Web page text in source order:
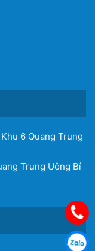
6 Quang Trung
Trung Uông Bí